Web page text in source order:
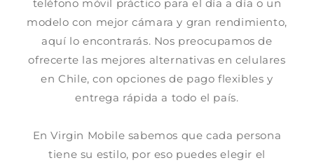
teléfono móvil práctico para el día a día o un
modelo con mejor cámara y gran rendimiento,
aquí lo encontrarás. Nos preocupamos de
ofrecerte las mejores alternativas en celulares
en Chile, con opciones de pago flexibles y
entrega rápida a todo el país.
En Virgin Mobile sabemos que cada persona
tiene su estilo, por eso puedes elegir el